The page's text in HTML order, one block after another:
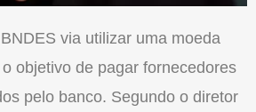
via utilizar uma moeda
objetivo de pagar fornecedores
pelo banco. Segundo o diretor